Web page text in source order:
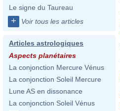
Le signe du Taureau
+ Voir tous les articles
Articles astrologiques
Aspects planétaires
La conjonction Mercure Vénus
La conjonction Soleil Mercure
Lune AS en dissonance
La conjonction Soleil Vénus